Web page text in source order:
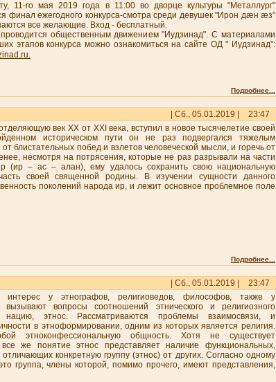
11-го мая 2019 года в 11:00 во дворце культуры "Металлург"
финал ежегодного конкурса-смотра среди девушек "Ирон дæн æз"
все желающие. Вход - бесплатный.
проводится общественным движением "Иудзинад". С материалами
этапов конкурса можно ознакомиться на сайте ОД " Иудзинад":
Подробнее...
| Сб., 05.01.2019 |
23:47
век ХХ от ХХI века, вступил в новое тысячелетие своей
историческом пути он не раз подвергался тяжелым
блистательных побед и взлетов человеческой мысли, и горечь от
несмотря на потрясения, которые не раз разрывали на части
(ир – ас – алан), ему удалось сохранить свою национальную
своей священной родины. В изучении сущности данного
поколений народа ир, и лежит основное проблемное поле
Подробнее...
| Сб., 05.01.2019 |
23:47
у этнографов, религиоведов, философов, также у
вызывают вопросы соотношений этнического и религиозного
нацию, этнос. Рассматриваются проблемы взаимосвязи, и
в этноформировании, одним из которых является религия.
этноконфессиональную общность. Хотя не существует
же понятие этнос представляет наличие функциональных,
конкретную группу (этнос) от других. Согласно одному
группа, члены которой, помимо прочего, имеют представления,